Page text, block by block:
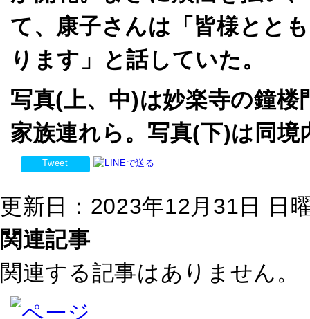
て、康子さんは「皆様とと
ります」と話していた。
写真(上、中)は妙楽寺の鐘
家族連れら。写真(下)は同
Tweet
更新日：2023年12月31日 日
関連記事
関連する記事はありません。